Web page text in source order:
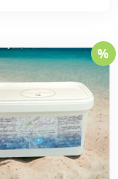
%